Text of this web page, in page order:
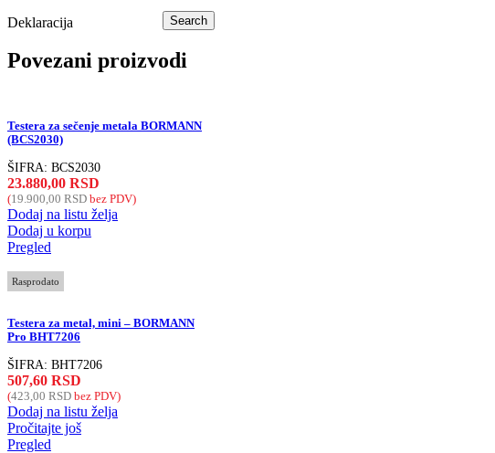
Search
Deklaracija
Povezani proizvodi
Testera za sečenje metala BORMANN
(BCS2030)
ŠIFRA: BCS2030
23.880,00 RSD
(19.900,00 RSD bez PDV)
Dodaj na listu želja
Dodaj u korpu
Pregled
Rasprodato
Testera za metal, mini – BORMANN
Pro BHT7206
ŠIFRA: BHT7206
507,60 RSD
(423,00 RSD bez PDV)
Dodaj na listu želja
Pročitajte još
Pregled